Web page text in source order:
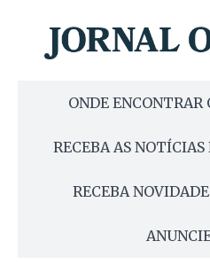
ONDE ENCONTRAR
RECEBA AS NOTÍCIAS
RECEBA